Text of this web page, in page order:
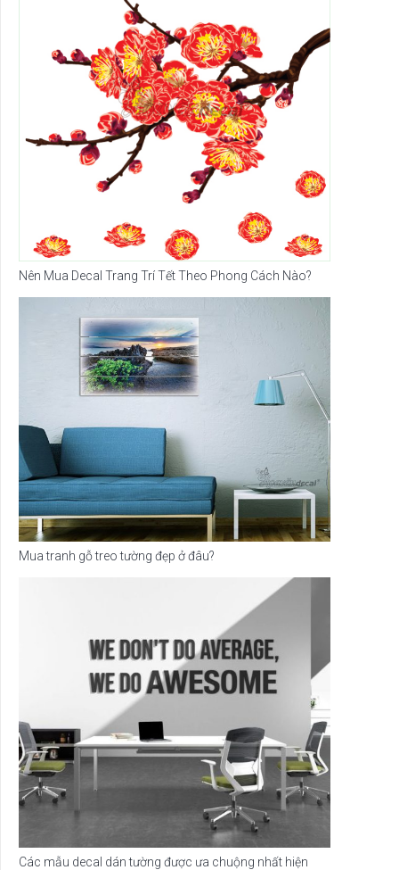
Nên Mua Decal Trang Trí Tết Theo Phong Cách Nào?
Mua tranh gỗ treo tường đẹp ở đâu?
Các mẫu decal dán tường được ưa chuộng nhất hiện